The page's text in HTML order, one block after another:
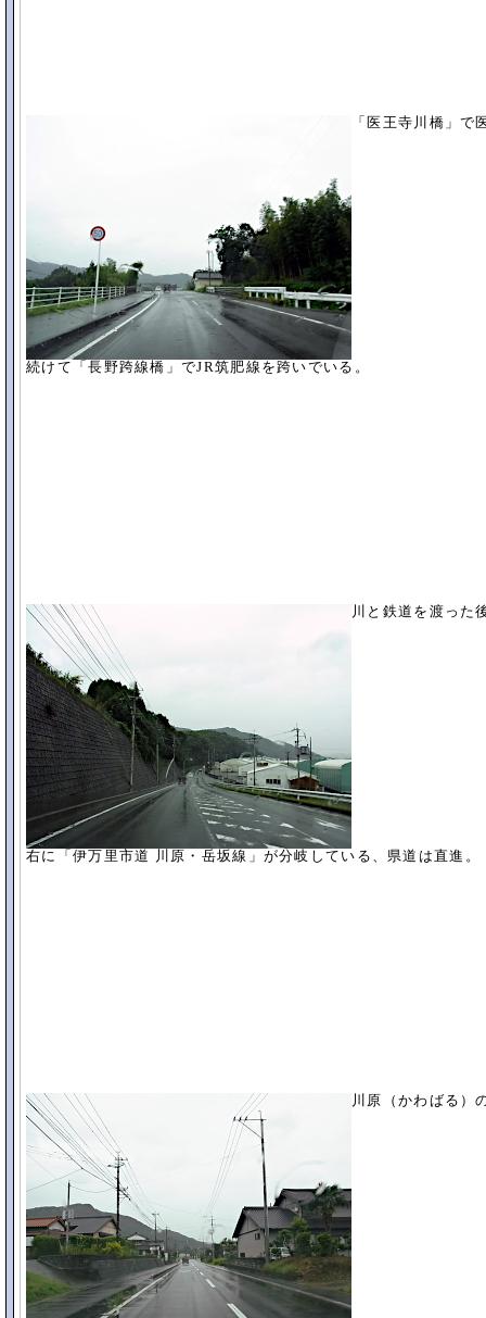
「医王寺川橋」で
続けて「長野跨線橋」でJR筑肥線を跨いでいる。
川と鉄道を渡った
右に「伊万里市道 川原・岳坂線」が分岐している、県道は直進。
川原（かわばる）